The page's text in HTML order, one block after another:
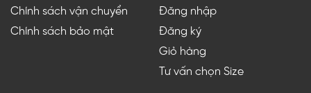
Chính sách vận chuyển
Chính sách bảo mật
Đăng nhập
Đăng ký
Giỏ hàng
Tư vấn chọn Size